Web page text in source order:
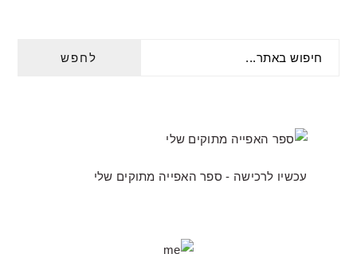
SIDEBAR
עכשיו לרכישה - ספר האפייה מתוקים שלי